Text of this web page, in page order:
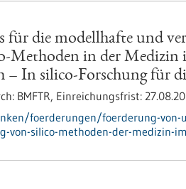
für die modellhafte und
Methoden in der Medizin
– In silico-Forschung für
BMFTR, Einreichungsfrist:
foerderungen/foerderung-von-
von-silico-methoden-der-medizin-